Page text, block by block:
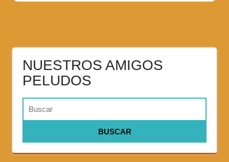
NUESTROS AMIGOS
PELUDOS